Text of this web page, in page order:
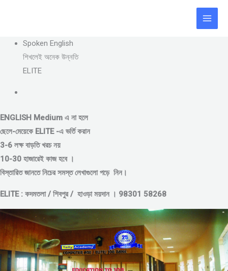
Spoken English
শিখলেই অনেক উন্নতি
ELITE
ENGLISH Medium এ না হলে
ছেলে-মেয়েকে ELITE -এ ভর্তি করান
3-6 লক্ষ বাড়তি খরচ নয়
10-30 হাজারেই কাজ হবে ।
বিস্তারিত জানতে নিচের সমস্ত লেখাগুলো পড়ে নিন।
ELITE : কদমতলা / শিবপুর / হাওড়া ময়দান । 98301 58268